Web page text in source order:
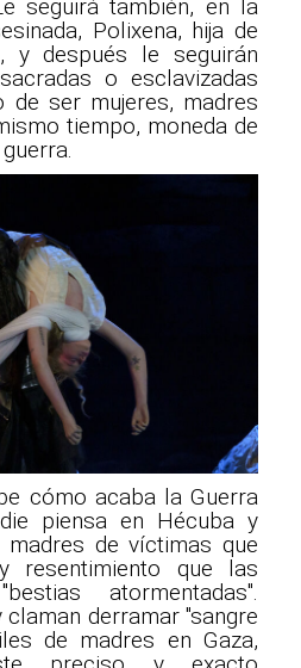
seguirá también, en la
Polixena, hija de
y después le seguirán
o esclavizadas
ser mujeres, madres
tiempo, moneda de
cómo acaba la Guerra
piensa en Hécuba y
madres de víctimas que
resentimiento que las
atormentadas".
claman derramar "sangre
de madres en Gaza,